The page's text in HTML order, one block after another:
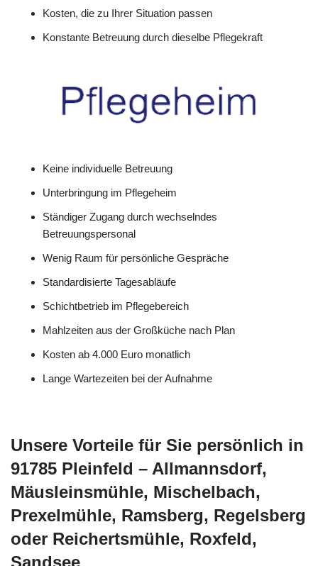
Kosten, die zu Ihrer Situation passen
Konstante Betreuung durch dieselbe Pflegekraft
Keine individuelle Betreuung
Unterbringung im Pflegeheim
Ständiger Zugang durch wechselndes
Betreuungspersonal
Wenig Raum für persönliche Gespräche
Standardisierte Tagesabläufe
Schichtbetrieb im Pflegebereich
Mahlzeiten aus der Großküche nach Plan
Kosten ab 4.000 Euro monatlich
Lange Wartezeiten bei der Aufnahme
Unsere Vorteile für Sie persönlich in
91785 Pleinfeld – Allmannsdorf,
Mäusleinsmühle, Mischelbach,
Prexelmühle, Ramsberg, Regelsberg
oder Reichertsmühle, Roxfeld,
Sandsee